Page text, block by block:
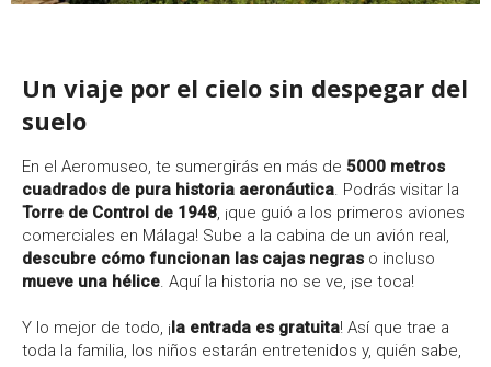
Un viaje por el cielo sin despegar del
suelo
En el Aeromuseo, te sumergirás en más de 5000 metros
cuadrados de pura historia aeronáutica. Podrás visitar la
Torre de Control de 1948, ¡que guió a los primeros aviones
comerciales en Málaga! Sube a la cabina de un avión real,
descubre cómo funcionan las cajas negras o incluso
mueve una hélice. Aquí la historia no se ve, ¡se toca!
Y lo mejor de todo, ¡la entrada es gratuita! Así que trae a
toda la familia, los niños estarán entretenidos y, quién sabe,